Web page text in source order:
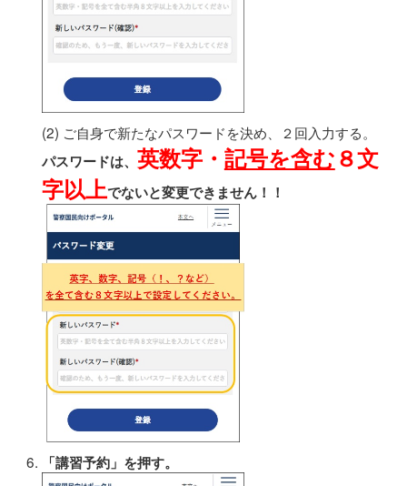
(2) ご自身で新たなパスワードを決め、２回入力する。
パスワードは、 英数字・ 記号を含む８文
字以上でないと変更できません！！
「講習予約」を押す。